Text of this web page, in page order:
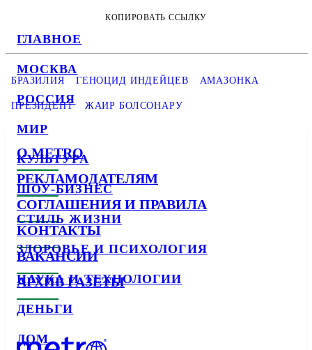
ГЛАВНОЕ
МОСКВА
РОССИЯ
МИР
КУЛЬТУРА
ШОУ-БИЗНЕС
СТИЛЬ ЖИЗНИ
ЗДОРОВЬЕ И ПСИХОЛОГИЯ
НАУКА И ТЕХНОЛОГИИ
ДЕНЬГИ
ДОМ
КОПИРОВАТЬ ССЫЛКУ
БРАЗИЛИЯ ГЕНОЦИД ИНДЕЙЦЕВ АМАЗОНКА
ПРЕЗИДЕНТ ЖАИР БОЛСОНАРУ
О METRO
РЕКЛАМОДАТЕЛЯМ
СОГЛАШЕНИЯ И ПРАВИЛА
КОНТАКТЫ
ВАКАНСИИ
АРХИВ ГАЗЕТЫ